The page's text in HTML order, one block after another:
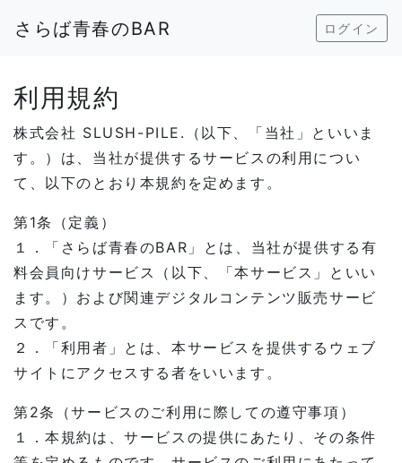
さらば青春のBAR ログイン
利用規約
株式会社 SLUSH-PILE.（以下、「当社」といいま
す。）は、当社が提供するサービスの利用につい
て、以下のとおり本規約を定めます。
第1条（定義）
１．「さらば青春のBAR」とは、当社が提供する有
料会員向けサービス（以下、「本サービス」といい
ます。）および関連デジタルコンテンツ販売サービ
スです。
２．「利用者」とは、本サービスを提供するウェブ
サイトにアクセスする者をいいます。
第2条（サービスのご利用に際しての遵守事項）
１．本規約は、サービスの提供にあたり、その条件